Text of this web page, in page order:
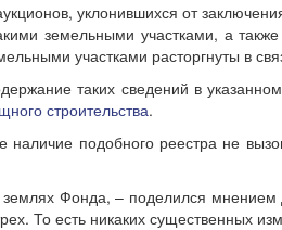
уклонившихся от
земельными участками, а
участками расторгнуты в
таких сведений в
строительства.
подобного реестра не
Фонда, – поделился
То есть никаких существенных